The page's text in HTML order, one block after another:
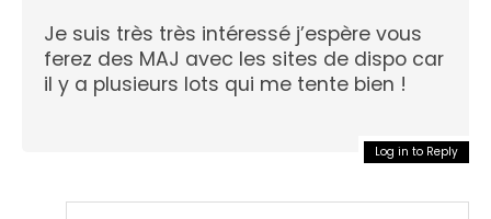
Je suis très très intéressé j’espère vous
ferez des MAJ avec les sites de dispo car
il y a plusieurs lots qui me tente bien !
Log in to Reply